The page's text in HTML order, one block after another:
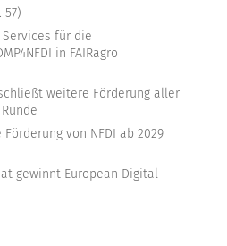
57)
für die
in FAIRagro
weitere Förderung aller
von NFDI ab 2029
gewinnt European Digital